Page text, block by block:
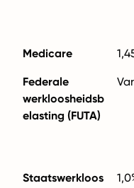
Medicare
Federale
werkloosheidsb
elasting (FUTA)
Staatswerkloos